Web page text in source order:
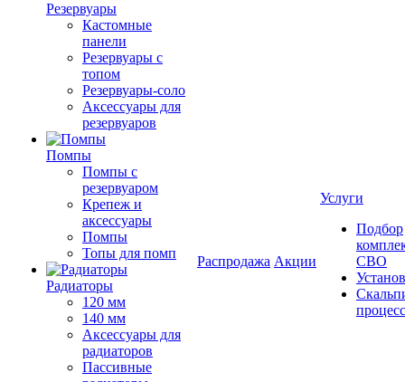
Резервуары
Кастомные
панели
Резервуары с
топом
Резервуары-соло
Аксессуары для
резервуаров
Помпы
Помпы с
резервуаром
Крепеж и
аксессуары
Помпы
Топы для помп
Радиаторы
120 мм
140 мм
Аксессуары для
радиаторов
Пассивные
Распродажа Акции
Услуги
Подбор
СВО